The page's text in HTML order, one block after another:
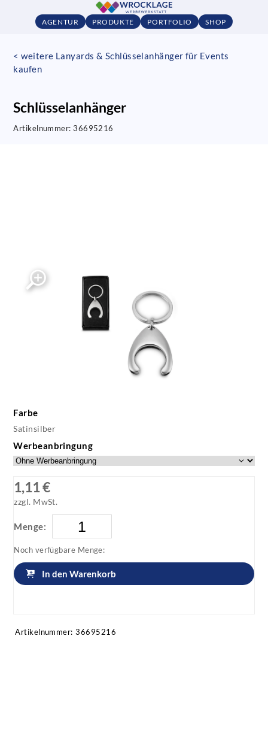
AGENTUR PRODUKTE PORTFOLIO SHOP
< weitere Lanyards & Schlüsselanhänger für Events
kaufen
Schlüsselanhänger
Artikelnummer:36695216
Farbe
Satinsilber
Werbeanbringung
1,11 €
zzgl. MwSt.
Menge:
Noch verfügbare Menge:
In den Warenkorb
Artikelnummer: 36695216